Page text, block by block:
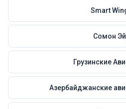
Smart
Сомон
Грузинские
Азербайджанские